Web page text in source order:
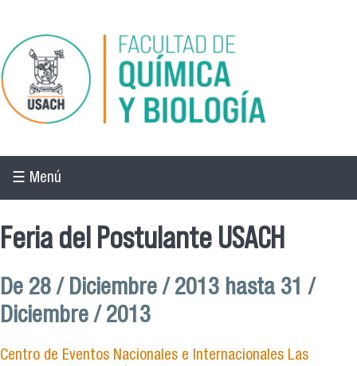
Pasar al contenido principal
☰ Menú
Feria del Postulante USACH
De 28 / Diciembre / 2013 hasta 31 /
Diciembre / 2013
Centro de Eventos Nacionales e Internacionales Las